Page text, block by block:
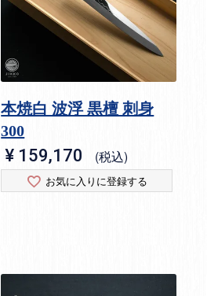
本焼白 波浮 黒檀 刺身
300
¥ 159,170 税込
お気に入りに登録する